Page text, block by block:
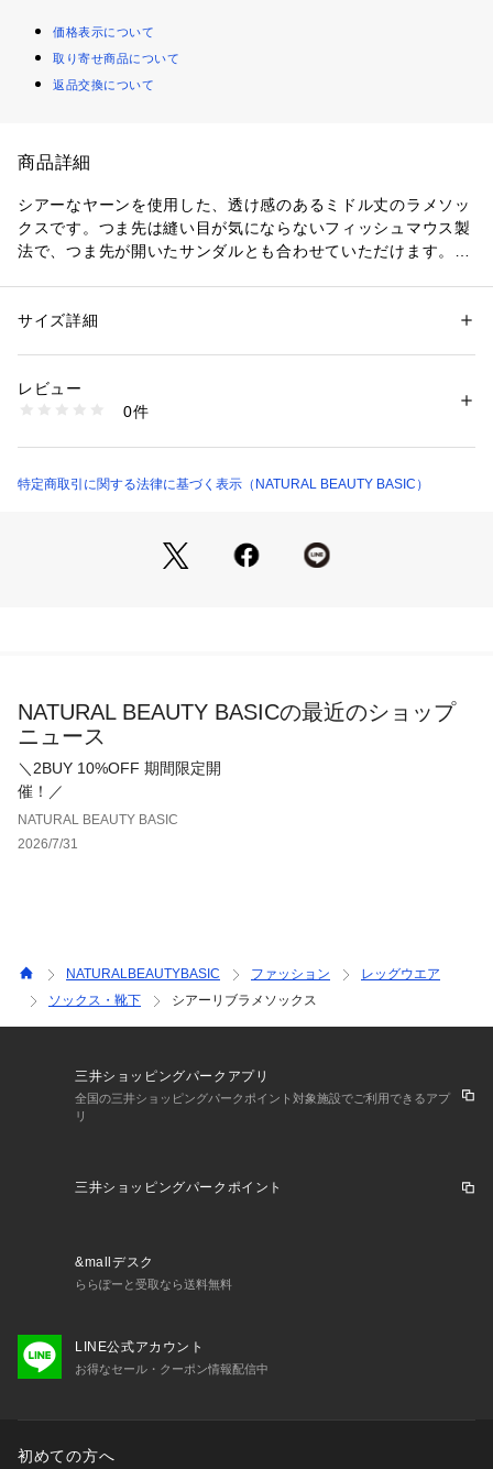
価格表示について
取り寄せ商品について
返品交換について
商品詳細
シアーなヤーンを使用した、透け感のあるミドル丈のラメソッ
クスです。つま先は縫い目が気にならないフィッシュマウス製
法で、つま先が開いたサンダルとも合わせていただけます。フ
像をご参照ください。
性別：レディース
素材：ナイロン ポリエステル （ゴム糸使用）
洗濯：-
※詳しい洗濯方法については、商品の品質表示タグをご覧ください
0174196201 （ショップ）
サイズ詳細
レビュー
0件
特定商取引に関する法律に基づく表示（NATURAL BEAUTY BASIC）
NATURAL BEAUTY BASICの最近のショップ
ニュース
＼2BUY 10%OFF 期間限定開
催！／
NATURAL BEAUTY BASIC
2026/7/31
NATURALBEAUTYBASIC ファッション
レッグウエア
ソックス・靴下
シアーリブラメソックス
三井ショッピングパークアプリ
全国の三井ショッピングパークポイント対象施設でご利用できるアプ
リ
三井ショッピングパークポイント
&mallデスク
ららぽーと受取なら送料無料
LINE公式アカウント
お得なセール・クーポン情報配信中
初めての方へ